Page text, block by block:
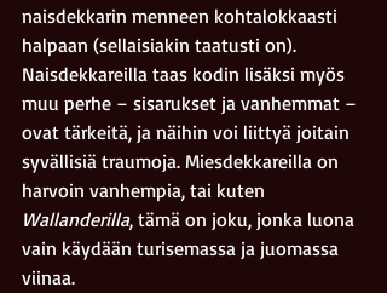
naisdekkarin menneen kohtalokkaasti
halpaan (sellaisiakin taatusti on).
Naisdekkareilla taas kodin lisäksi myös
muu perhe – sisarukset ja vanhemmat –
ovat tärkeitä, ja näihin voi liittyä joitain
syvällisiä traumoja. Miesdekkareilla on
harvoin vanhempia, tai kuten
Wallanderilla, tämä on joku, jonka luona
vain käydään turisemassa ja juomassa
viinaa.